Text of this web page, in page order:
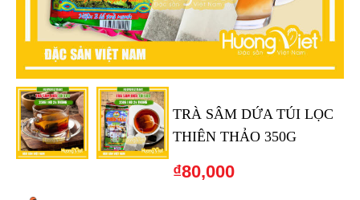
TRÀ SÂM DỨA TÚI LỌC
THIÊN THẢO 350G
₫80,000